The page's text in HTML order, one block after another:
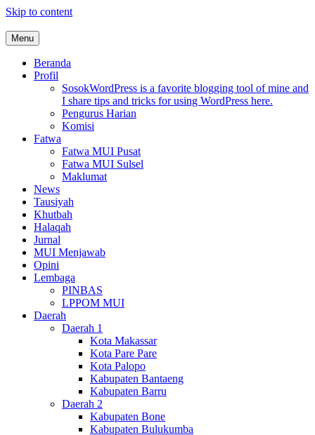
Skip to content
MUI Sulawesi Selatan
Khadimul Ummah wa Shadiqul Hukuuma
Menu
Beranda
Profil
SosokWordPress is a favorite blogging tool of mine and
I share tips and tricks for using WordPress here.
Pengurus Harian
Komisi
Fatwa
Fatwa MUI Pusat
Fatwa MUI Sulsel
Maklumat
News
Tausiyah
Khutbah
Halaqah
Jurnal
MUI Menjawab
Opini
Lembaga
PINBAS
LPPOM MUI
Daerah
Daerah 1
Kota Makassar
Kota Pare Pare
Kota Palopo
Kabupaten Bantaeng
Kabupaten Barru
Daerah 2
Kabupaten Bone
Kabupaten Bulukumba